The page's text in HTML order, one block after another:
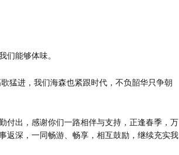
们能够体味。
猛进，我们海森也紧跟时代，不负韶华只争朝
付出，感谢你们一路相伴与支持，正逢春季，万
返深，一同畅游、畅享，相互鼓励，继续充实我